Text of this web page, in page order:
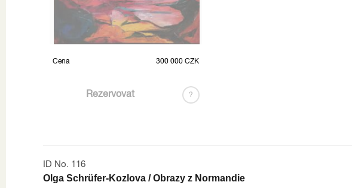
Cena 300 000 CZK
Rezervovat ?
ID No. 116
Olga Schrüfer-Kozlova / Obrazy z Normandie